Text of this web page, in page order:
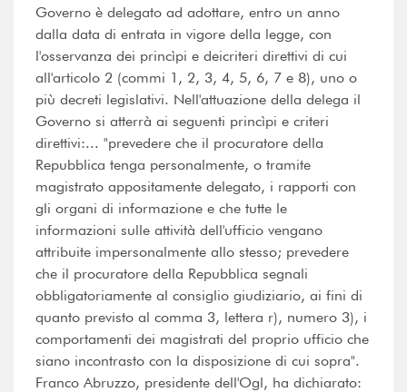
Governo è delegato ad adottare, entro un anno
dalla data di entrata in vigore della legge, con
l'osservanza dei princìpi e deicriteri direttivi di cui
all'articolo 2 (commi 1, 2, 3, 4, 5, 6, 7 e 8), uno o
più decreti legislativi. Nell'attuazione della delega il
Governo si atterrà ai seguenti princìpi e criteri
direttivi:... "prevedere che il procuratore della
Repubblica tenga personalmente, o tramite
magistrato appositamente delegato, i rapporti con
gli organi di informazione e che tutte le
informazioni sulle attività dell'ufficio vengano
attribuite impersonalmente allo stesso; prevedere
che il procuratore della Repubblica segnali
obbligatoriamente al consiglio giudiziario, ai fini di
quanto previsto al comma 3, lettera r), numero 3), i
comportamenti dei magistrati del proprio ufficio che
siano incontrasto con la disposizione di cui sopra".
Franco Abruzzo, presidente dell'Ogl, ha dichiarato: